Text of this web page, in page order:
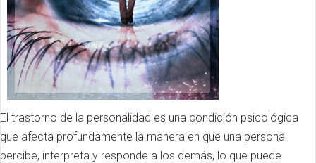
El trastorno de la personalidad es una condición psicológica
que afecta profundamente la manera en que una persona
percibe, interpreta y responde a los demás, lo que puede